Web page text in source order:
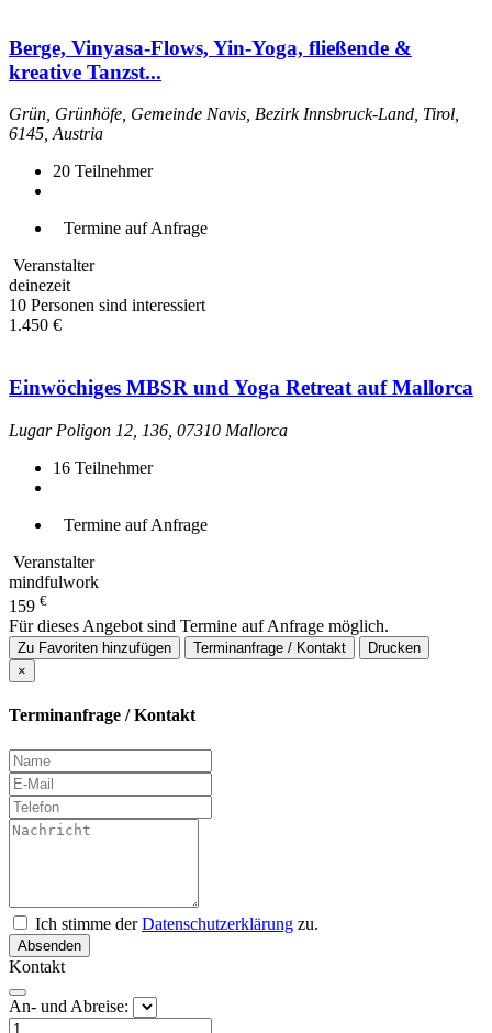
Berge, Vinyasa-Flows, Yin-Yoga, fließende &
kreative Tanzst...
Grün, Grünhöfe, Gemeinde Navis, Bezirk Innsbruck-Land, Tirol,
6145, Austria
20 Teilnehmer
Termine auf Anfrage
Veranstalter
deinezeit
10 Personen sind interessiert
1.450 €
Einwöchiges MBSR und Yoga Retreat auf Mallorca
Lugar Poligon 12, 136, 07310 Mallorca
16 Teilnehmer
Termine auf Anfrage
Veranstalter
mindfulwork
159 €
Für dieses Angebot sind Termine auf Anfrage möglich.
Zu Favoriten hinzufügen Terminanfrage / Kontakt
Drucken
×
Terminanfrage / Kontakt
Ich stimme derDatenschutzerklärung zu.
Absenden
Kontakt
An- und Abreise: